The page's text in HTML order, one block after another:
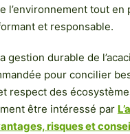
l’environnement tout en
et responsable.
gestion durable de
pour concilier
respect des
être intéressé par
risques et